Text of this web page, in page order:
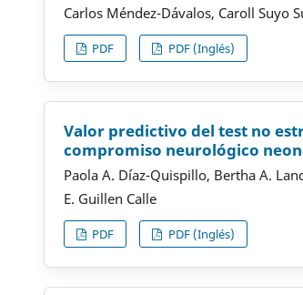
Carlos Méndez-Dávalos, Caroll Suyo
PDF PDF (Inglés)
Valor predictivo del test no
compromiso neurológico
Paola A. Díaz-Quispillo, Bertha A.
E. Guillen Calle
PDF PDF (Inglés)